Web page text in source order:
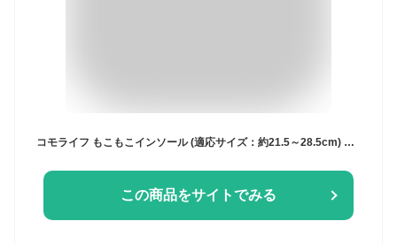
コモライフ もこもこインソール (適応サイズ：約21.5～28.5cm) もこもこ インソール あったか 中敷き 靴 男女兼用 サイズ調整 ズレ防止 両面テープ付き サイズカット紙付き カットOK 薄型 冷え対策 ビジネスシューズ ブーツ スニーカー レインブーツ
この商品をサイトでみる